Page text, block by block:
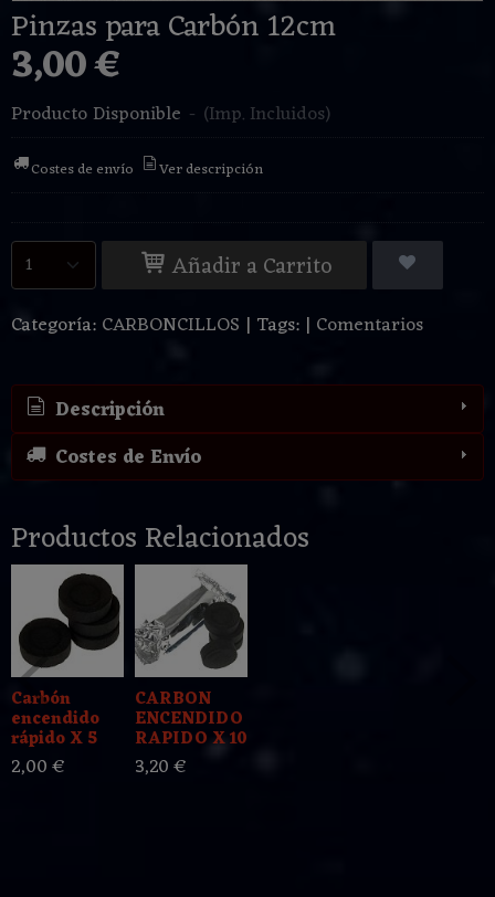
Pinzas para Carbón 12cm
3,00 €
Producto Disponible - (Imp. Incluidos)
Costes de envío Ver descripción
Añadir a Carrito
Categoría: CARBONCILLOS | Tags: | Comentarios
Descripción
Costes de Envío
Productos Relacionados
Carbón
encendido
rápido X 5
2,00 €
CARBON
ENCENDIDO
RAPIDO X 10
3,20 €